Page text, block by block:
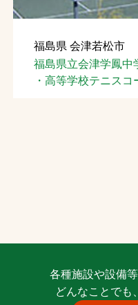
お問合せ
文字の見えづらさ
福島県 会津若松市
福島県立会津学鳳中
・高等学校テニスコ
各種施設や設備
どんなことでも